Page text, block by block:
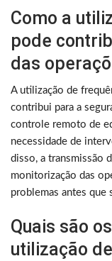
Como a
pode
das
A utilização de
contribui para a
controle remoto de
necessidade de
disso, a transmissão
monitorização das
problemas antes que
Quais são
utilização